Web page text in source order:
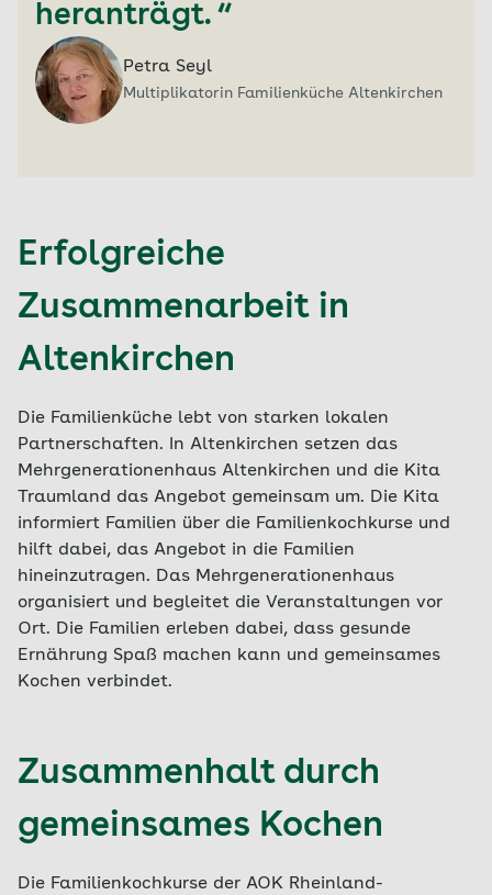
heranträgt. “
Petra Seyl
Multiplikatorin Familienküche Altenkirchen
Erfolgreiche
Zusammenarbeit in
Altenkirchen
Die Familienküche lebt von starken lokalen
Partnerschaften. In Altenkirchen setzen das
Mehrgenerationenhaus Altenkirchen und die Kita
Traumland das Angebot gemeinsam um. Die Kita
informiert Familien über die Familienkochkurse und
hilft dabei, das Angebot in die Familien
hineinzutragen. Das Mehrgenerationenhaus
organisiert und begleitet die Veranstaltungen vor
Ort. Die Familien erleben dabei, dass gesunde
Ernährung Spaß machen kann und gemeinsames
Kochen verbindet.
Zusammenhalt durch
gemeinsames Kochen
Die Familienkochkurse der AOK Rheinland-